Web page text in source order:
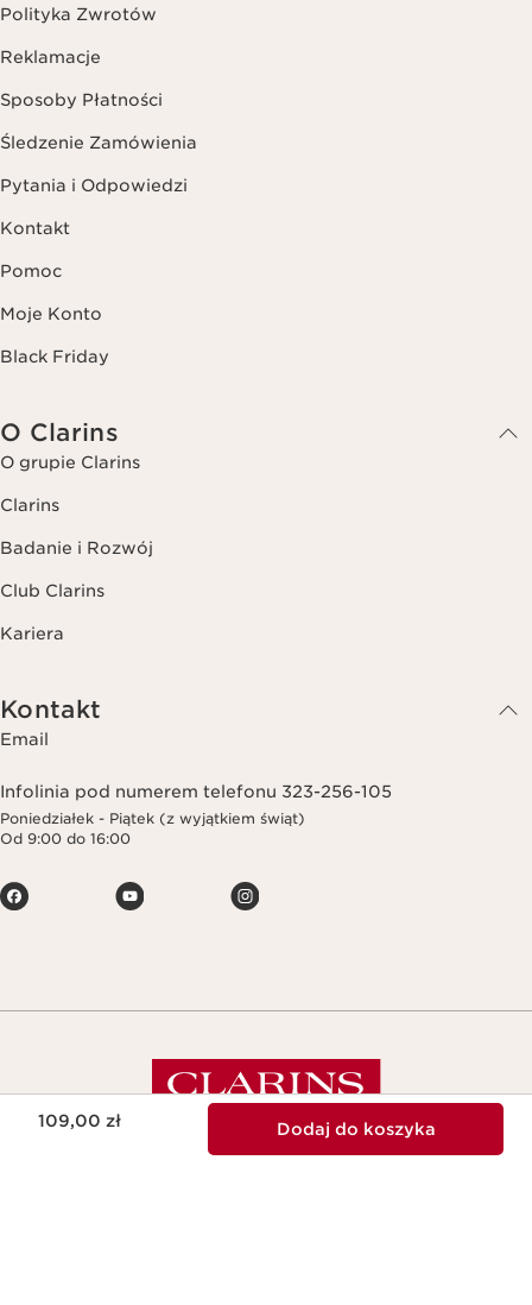
109,00 zł Dodaj do koszyka
Polityka Zwrotów
Reklamacje
Sposoby Płatności
Śledzenie Zamówienia
Pytania i Odpowiedzi
Kontakt
Pomoc
Moje Konto
Black Friday
O Clarins
O grupie Clarins
Clarins
Badanie i Rozwój
Club Clarins
Kariera
Kontakt
Email
Infolinia pod numerem telefonu 323-256-105
Poniedziałek - Piątek (z wyjątkiem świąt)
Od 9:00 do 16:00
Z miłości do skóry. Z troski o planetę.